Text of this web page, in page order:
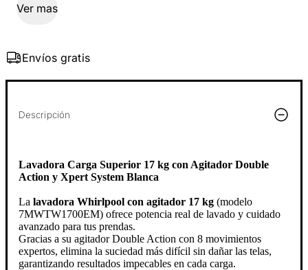
Ver mas
Envíos gratis
Descripción
Lavadora Carga Superior 17 kg con Agitador Double
Action y Xpert System Blanca
La lavadora Whirlpool con agitador 17 kg (modelo
7MWTW1700EM) ofrece potencia real de lavado y cuidado
avanzado para tus prendas.
Gracias a su agitador Double Action con 8 movimientos
expertos, elimina la suciedad más difícil sin dañar las telas,
garantizando resultados impecables en cada carga.